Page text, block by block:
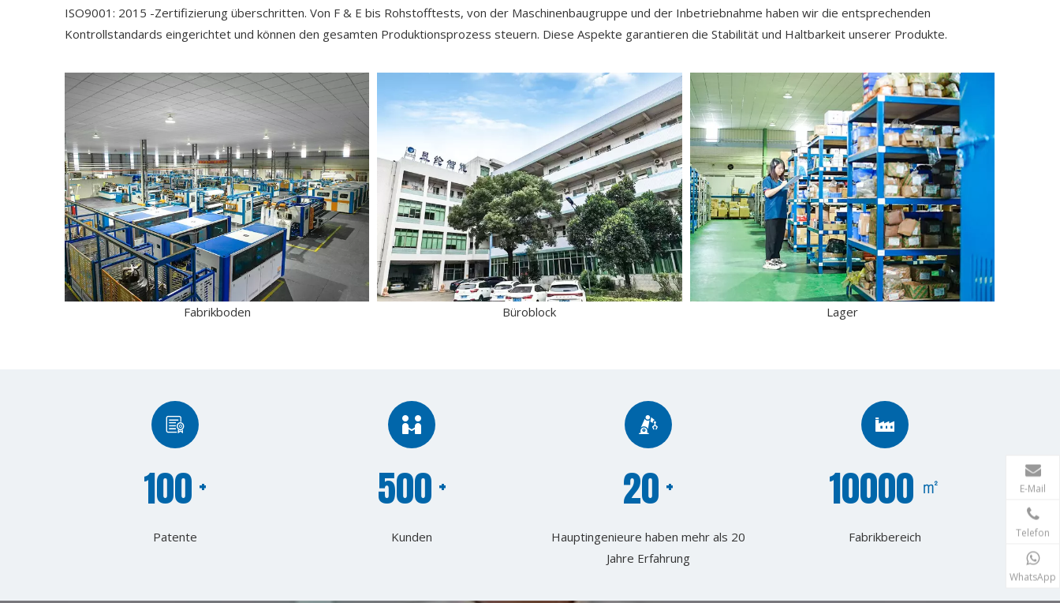
ISO9001: 2015 -Zertifizierung überschritten. Von F & E bis Rohstofftests, von der Maschinenbaugruppe und der Inbetriebnahme haben wir die entsprechenden
Kontrollstandards eingerichtet und können den gesamten Produktionsprozess steuern. Diese Aspekte garantieren die Stabilität und Haltbarkeit unserer Produkte.
Fabrikboden Büroblock Lager
100 +
Patente
500 +
Kunden
20 +
Hauptingenieure haben mehr als 20
Jahre Erfahrung
10000 ㎡
Fabrikbereich
E-Mail
Telefon
WhatsApp